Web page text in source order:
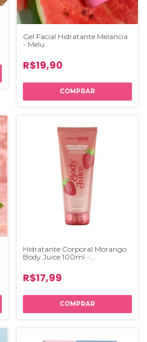
Gel Facial Hidratante Melancia
- Melu
R$19,90
Hidratante Corporal Morango
Body Juice 100ml -
R$17,99